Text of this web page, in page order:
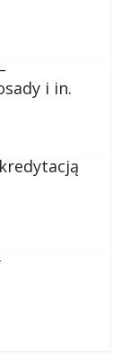
i in.